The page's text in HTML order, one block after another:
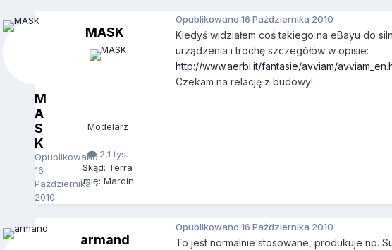
M
A
S
K
Opublikowano
16
Października
2010
MASK
Modelarz
2,1 tys.
Skąd: Terra
Imię: Marcin
Opublikowano 16 Października 2010
Kiedyś widziałem coś takiego na eBayu do
urządzenia i trochę szczegółów w opisie:
http://www.aerbi.it/fantasie/avviam/
Czekam na relację z budowy!
armand
Opublikowano 16 Października 2010
To jest normalnie stosowane, produkuje np.